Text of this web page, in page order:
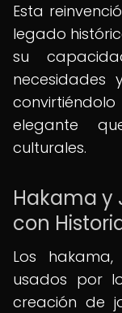
Esta
legado
su
elegante
culturales.
Hakama y
con
Los
usados por
creación de